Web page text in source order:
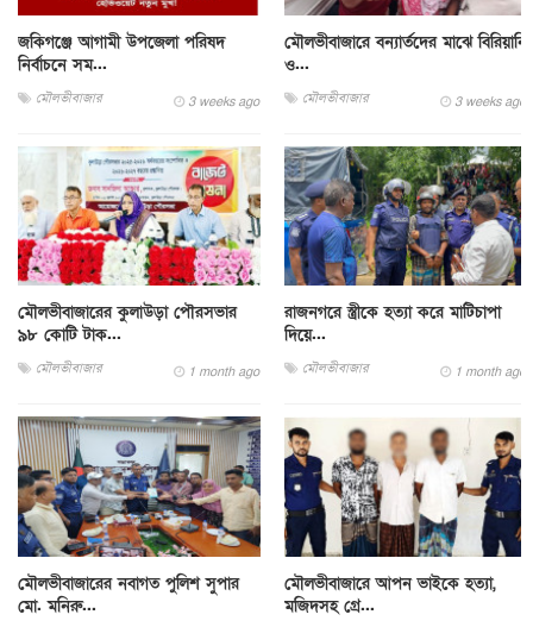
জকিগঞ্জে আগামী উপজেলা পরিষদ
নির্বাচনে সম...
মৌলভীবাজার 3 weeks ago
মৌলভীবাজারে বন্যার্তদের মাঝে বিরিয়ানি
ও...
মৌলভীবাজার 3 weeks ago
মৌলভীবাজারের কুলাউড়া পৌরসভার
৯৮ কোটি টাক...
মৌলভীবাজার 1 month ago
রাজনগরে স্ত্রীকে হত্যা করে মাটিচাপা
দিয়ে...
মৌলভীবাজার 1 month ago
মৌলভীবাজারের নবাগত পুলিশ সুপার
মো. মনিরু...
মৌলভীবাজারে আপন ভাইকে হত্যা,
মজিদসহ গ্রে...